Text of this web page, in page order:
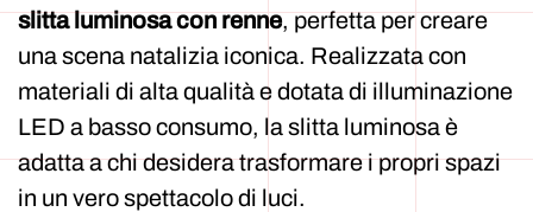
slitta luminosa con renne, perfetta per creare
una scena natalizia iconica. Realizzata con
materiali di alta qualità e dotata di illuminazione
LED a basso consumo, la slitta luminosa è
adatta a chi desidera trasformare i propri spazi
in un vero spettacolo di luci.